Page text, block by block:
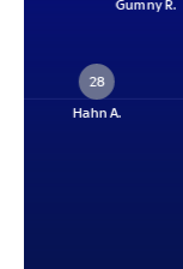
Gumny R.
28
Hahn A.